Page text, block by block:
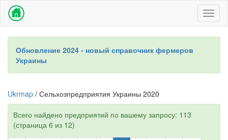
Обновление 2024 - новый справочник фермеров
Украины
Ukrmap / Сельхозпредприятия Украины 2020
Всего найдено предприятий по вашему запросу: 113
(страница 6 из 12)